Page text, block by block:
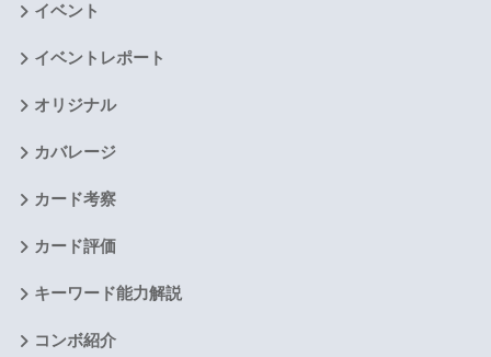
イベント
イベントレポート
オリジナル
カバレージ
カード考察
カード評価
キーワード能力解説
コンボ紹介